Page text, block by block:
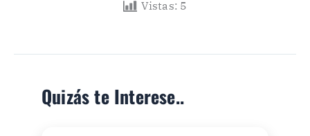
Vistas: 5
Quizás te Interese..